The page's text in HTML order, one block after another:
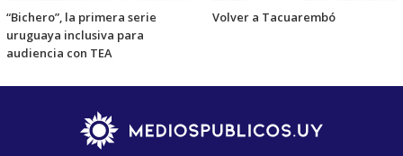
“Bichero”, la primera serie
uruguaya inclusiva para
audiencia con TEA
Volver a Tacuarembó